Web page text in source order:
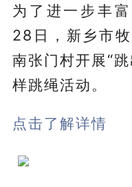
为了进一步丰
28日，新乡市
南张门村开展“
样跳绳活动。
点击了解详情